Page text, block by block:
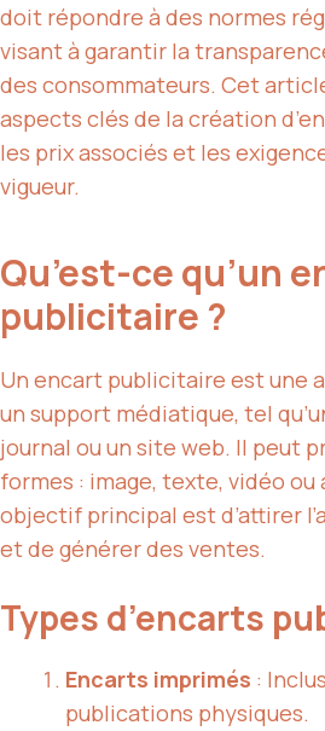
doit répondre à des normes
visant à garantir la
des consommateurs. Cet
aspects clés de la création
les prix associés et les
vigueur.
Qu’est-ce qu’un
publicitaire ?
Un encart publicitaire est une
un support médiatique, tel
journal ou un site web. Il peut
formes : image, texte, vidéo ou
objectif principal est d’attirer
et de générer des ventes.
Types d’encarts
Encarts imprimés :
publications physiques.